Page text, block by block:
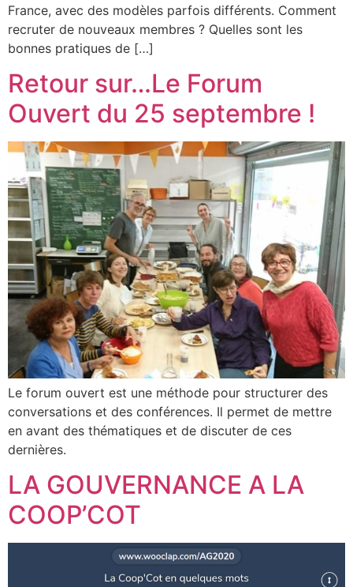
France, avec des modèles parfois différents. Comment
recruter de nouveaux membres ? Quelles sont les
bonnes pratiques de […]
Retour sur…Le Forum
Ouvert du 25 septembre !
Le forum ouvert est une méthode pour structurer des
conversations et des conférences. Il permet de mettre
en avant des thématiques et de discuter de ces
dernières.
LA GOUVERNANCE A LA
COOP’COT